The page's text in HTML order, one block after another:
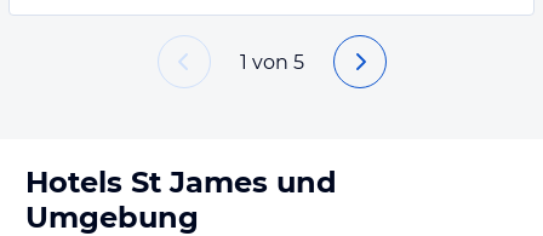
1 von 5
Hotels St James und
Umgebung